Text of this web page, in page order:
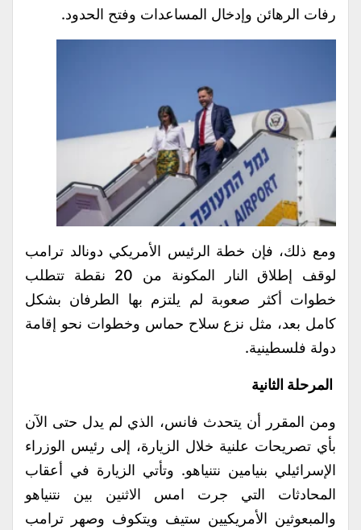
رفات الرهائن وإدخال المساعدات وفتح الحدود.
ومع ذلك، فإن خطة الرئيس الأمريكي دونالد ترامب
لوقف إطلاق النار المكونة من 20 نقطة تتطلب
خطوات أكثر صعوبة لم يلتزم بها الطرفان بشكل
كامل بعد، مثل نزع سلاح حماس وخطوات نحو إقامة
دولة فلسطينية.
المرحلة الثانية
ومن المقرر أن يتحدث فانس، الذي لم يدل حتى الآن
بأي تصريحات علنية خلال الزيارة، إلى رئيس الوزراء
الإسرائيلي بنيامين نتنياهو. وتأتي الزيارة في أعقاب
المحادثات التي جرت امس الاثنين بين نتنياهو
والمبعوثين الأمريكيين ستيف ويتكوف وصهر ترامب